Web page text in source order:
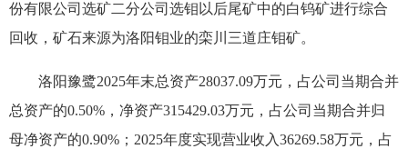
份有限公司选矿二分公司选钼以后尾矿中的白钨矿进行综合
回收，矿石来源为洛阳钼业的栾川三道庄钼矿。
洛阳豫鹭2025年末总资产28037.09万元，占公司当期合并
总资产的0.50%，净资产315429.03万元，占公司当期合并归
母净资产的0.90%；2025年度实现营业收入36269.58万元，占